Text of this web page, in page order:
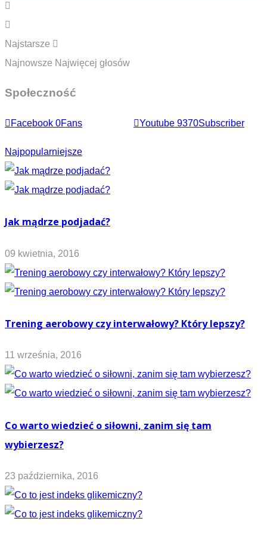
Najstarsze
Najnowsze Najwięcej głosów
Społeczność
Facebook 0Fans Youtube 9370Subscriber
Najpopularniejsze
Jak mądrze podjadać?
09 kwietnia, 2016
Trening aerobowy czy interwałowy? Który lepszy?
11 września, 2016
Co warto wiedzieć o siłowni, zanim się tam
wybierzesz?
23 października, 2016